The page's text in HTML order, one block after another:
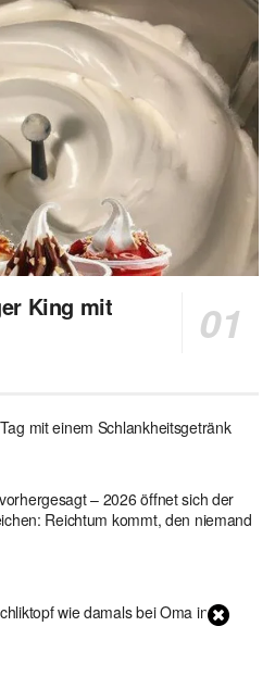
King mit
mit einem Schlankheitsgetränk
– 2026 öffnet sich der
Reichtum kommt, den niemand
wie damals bei Oma in 1